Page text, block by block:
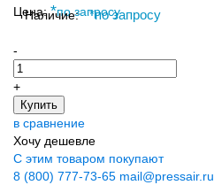
Цена: *по запросу
Наличие: *по запросу
-
+
Купить
в сравнение
Хочу дешевле
С этим товаром покупают
8 (800) 777-73-65 mail@pressair.ru